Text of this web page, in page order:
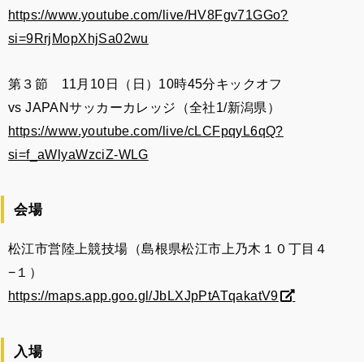
https://www.youtube.com/live/HV8Fgv71GGo?
si=9RrjMopXhjSa02wu
第３節 11月10日（日）10時45分キックオフ
vs JAPANサッカーカレッジ（全社1/新潟県）
https://www.youtube.com/live/cLCFpqyL6qQ?
si=f_aWlyaWzciZ-WLG
会場
松江市営陸上競技場（島根県松江市上乃木１０丁目４
−１）
https://maps.app.goo.gl/JbLXJpPtATqakatV9
入場